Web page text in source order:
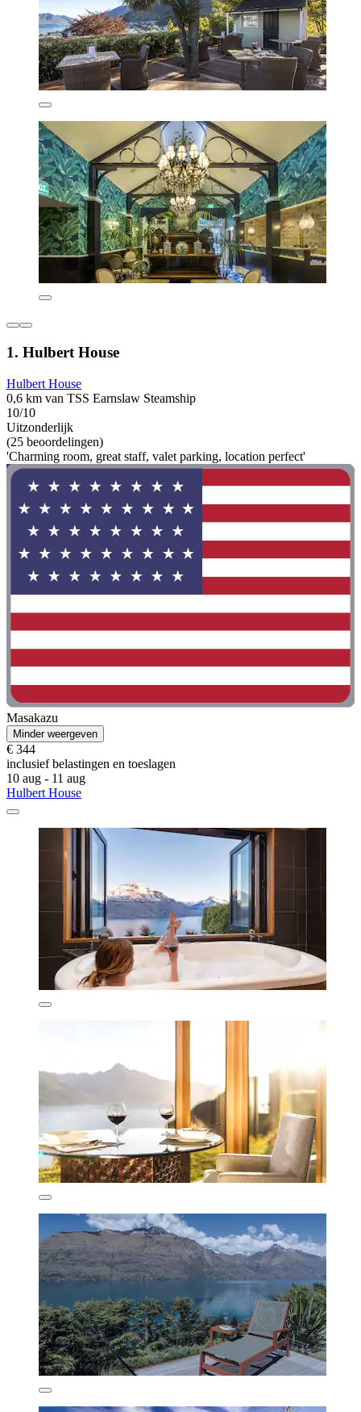
1. Hulbert House
Hulbert House
0,6 km van TSS Earnslaw Steamship
10/10
Uitzonderlijk
(25 beoordelingen)
'Charming room, great staff, valet parking, location perfect'
Masakazu
Minder weergeven
€ 344
inclusief belastingen en toeslagen
10 aug - 11 aug
Hulbert House